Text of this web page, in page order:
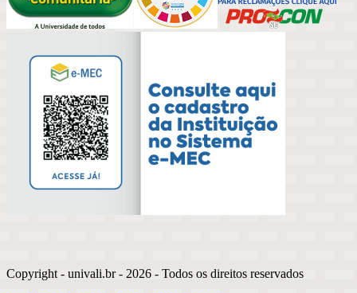
Copyright - univali.br - 2026 - Todos os direitos reservados